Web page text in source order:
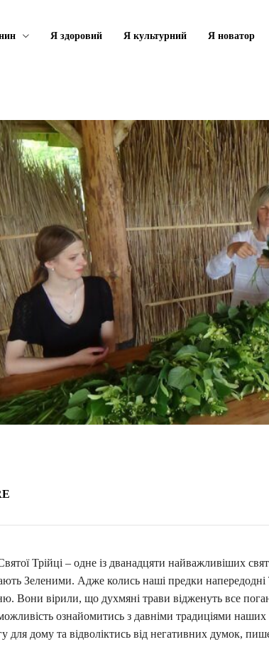
Я здоровий Я культурний Я новатор
Трійці – одне із дванадцяти найважливіших
Зеленими. Адже колись наші предки
Вони вірили, що духмяні трави відженуть все
ознайомитись з давніми традиціями наших
для дому та відволіктись від негативних думок,